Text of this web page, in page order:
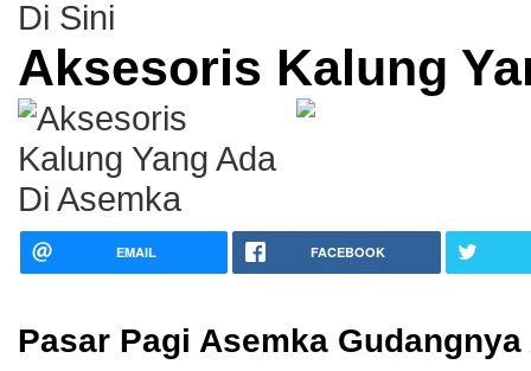
Aksesoris Kalung
EMAIL FACEBOOK
Pasar Pagi Asemka